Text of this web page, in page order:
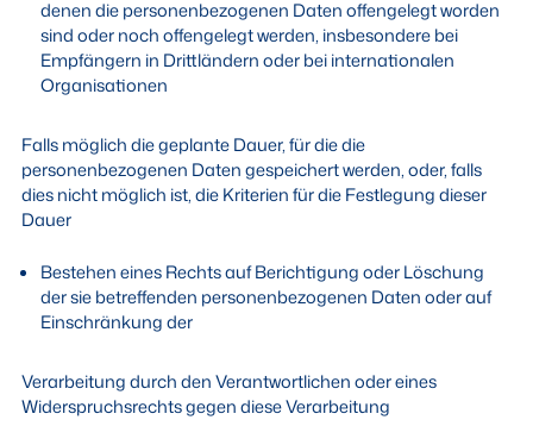
denen die personenbezogenen Daten offengelegt worden
sind oder noch offengelegt werden, insbesondere bei
Empfängern in Drittländern oder bei internationalen
Organisationen
Falls möglich die geplante Dauer, für die die
personenbezogenen Daten gespeichert werden, oder, falls
dies nicht möglich ist, die Kriterien für die Festlegung dieser
Dauer
Bestehen eines Rechts auf Berichtigung oder Löschung
der sie betreffenden personenbezogenen Daten oder auf
Einschränkung der
Verarbeitung durch den Verantwortlichen oder eines
Widerspruchsrechts gegen diese Verarbeitung